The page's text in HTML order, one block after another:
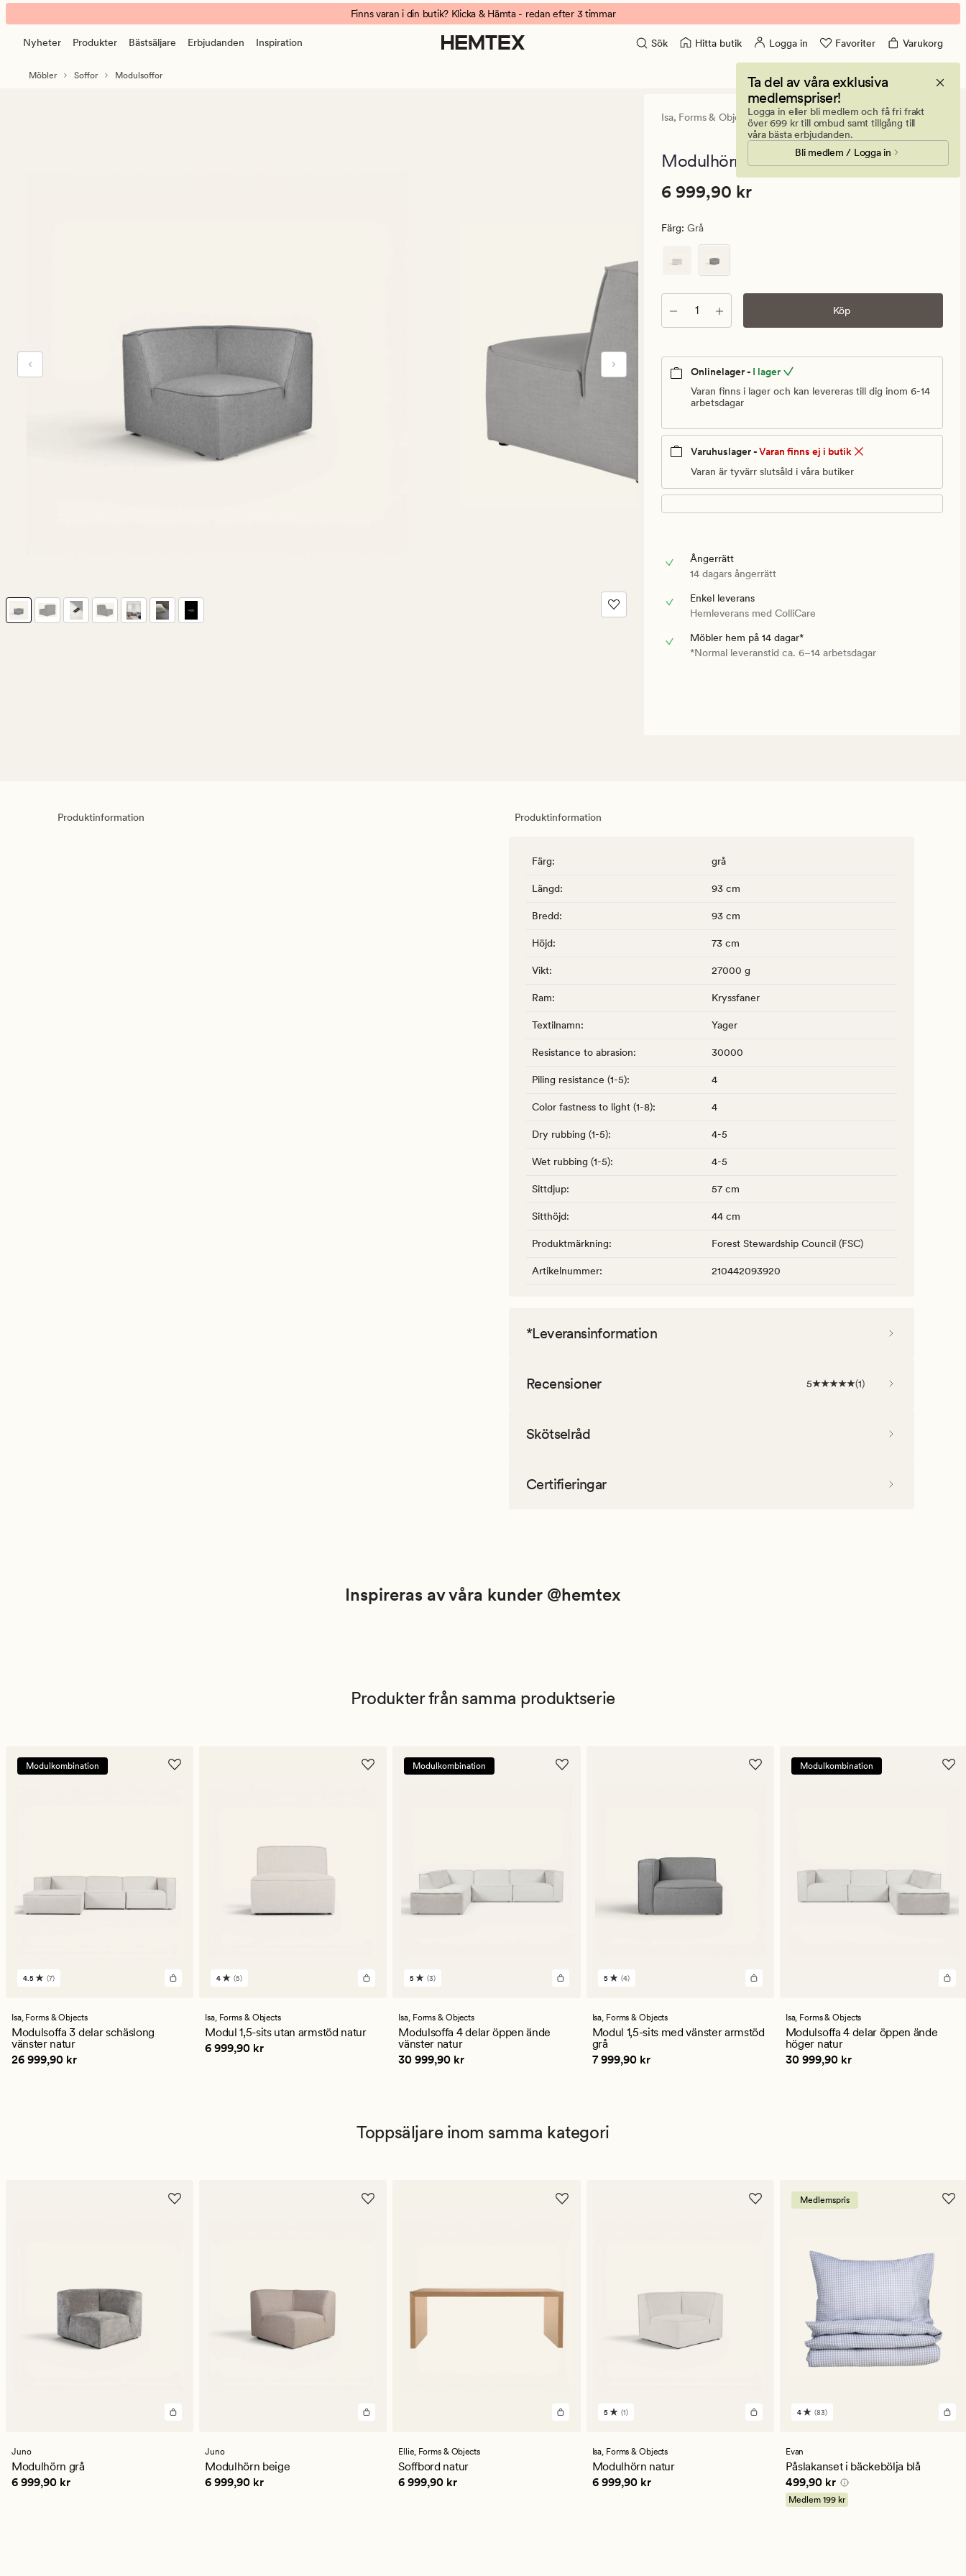
Isa
modulhörn
banner.
Klicka
ESCAPE
Finns varan i din butik? Klicka & Hämta - redan efter 3 timmar
Nyheter Produkter Bästsäljare Erbjudanden Inspiration Sök Hitta butik Logga in Favoriter Varukorg
Ta del av våra exklusiva
medlemspriser!
Logga in eller bli medlem och få fri frakt
över 699 kr till ombud samt tillgång till
våra bästa erbjudanden.
Bli medlem / Logga in
Möbler Soffor Modulsoffor
Isa, Forms & Objects
1
med
betyg
5
Modulhörn grå - 93x93x73 cm
Pris
999,90
Ordinarie
6
999,90
kr
Pris 6 999,90 kr
6 999,90 kr
Färg: Grå
Antal Köp
Onlinelager - I lager
Varan finns i lager och kan levereras till dig inom 6-14
arbetsdagar
Varuhuslager -Varan finns ej i butik
Varan är tyvärr slutsåld i våra butiker
Ångerrätt
14 dagars ångerrätt
Enkel leverans
Hemleverans med ColliCare
Möbler hem på 14 dagar*
*Normal leveranstid ca. 6–14 arbetsdagar
Produktinformation Produktinformation
Färg: grå
Längd: 93 cm
Bredd: 93 cm
Höjd: 73 cm
Vikt: 27000 g
Ram: Kryssfaner
Textilnamn: Yager
Resistance to abrasion: 30000
Piling resistance (1-5): 4
Color fastness to light (1-8): 4
Dry rubbing (1-5): 4-5
Wet rubbing (1-5): 4-5
Sittdjup: 57 cm
Sitthöjd: 44 cm
Produktmärkning: Forest Stewardship Council (FSC)
Artikelnummer: 210442093920
*Leveransinformation
Recensioner 5 (1)
Skötselråd
Certifieringar
Inspireras av våra kunder @hemtex
Produkter från samma produktserie
Modulkombination
7
ett
genomsnittligt
betyg
på
4.5
4.5 (7)
Isa, Forms & Objects
Modulsoffa 3 delar schäslong
vänster natur
Pris 26 999,90 kr
26 999,90 kr
5
ett
genomsnittligt
betyg
på
4 (5)
Isa, Forms & Objects
Modul 1,5-sits utan armstöd natur
Pris 6 999,90 kr
6 999,90 kr
Modulkombination
3
ett
genomsnittligt
betyg
på
5
5 (3)
Isa, Forms & Objects
Modulsoffa 4 delar öppen ände
vänster natur
Pris 30 999,90 kr
30 999,90 kr
4
ett
genomsnittligt
betyg
på
5
5 (4)
Isa, Forms & Objects
Modul 1,5-sits med vänster armstöd
grå
Pris 7 999,90 kr
7 999,90 kr
Modulkombination
Isa, Forms & Objects
Modulsoffa 4 delar öppen ände
höger natur
Pris 30 999,90 kr
30 999,90 kr
Toppsäljare inom samma kategori
Juno
Modulhörn grå
Pris 6 999,90 kr
6 999,90 kr
Juno
Modulhörn beige
Pris 6 999,90 kr
6 999,90 kr
Ellie, Forms & Objects
Soffbord natur
Pris 6 999,90 kr
6 999,90 kr
1
ett
genomsnittligt
betyg
på
5 (1)
Isa, Forms & Objects
Modulhörn natur
Pris 6 999,90 kr
6 999,90 kr
Medlemspris
83
ett
genomsnittligt
betyg
på
4
4 (83)
Evan
Påslakanset i bäckebölja blå
Pris 499,90 kr
499,90 kr
Medlem 199 kr